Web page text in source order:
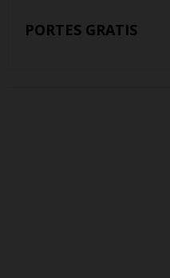
PORTES GRATIS